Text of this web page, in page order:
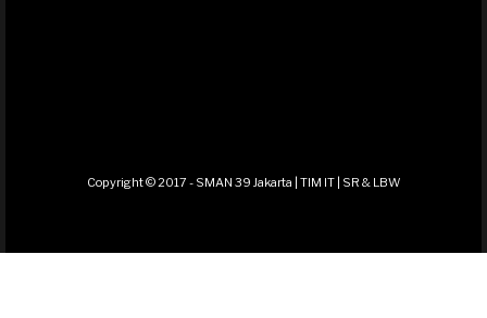
Copyright © 2017 - SMAN 39 Jakarta | TIM IT | SR & LBW